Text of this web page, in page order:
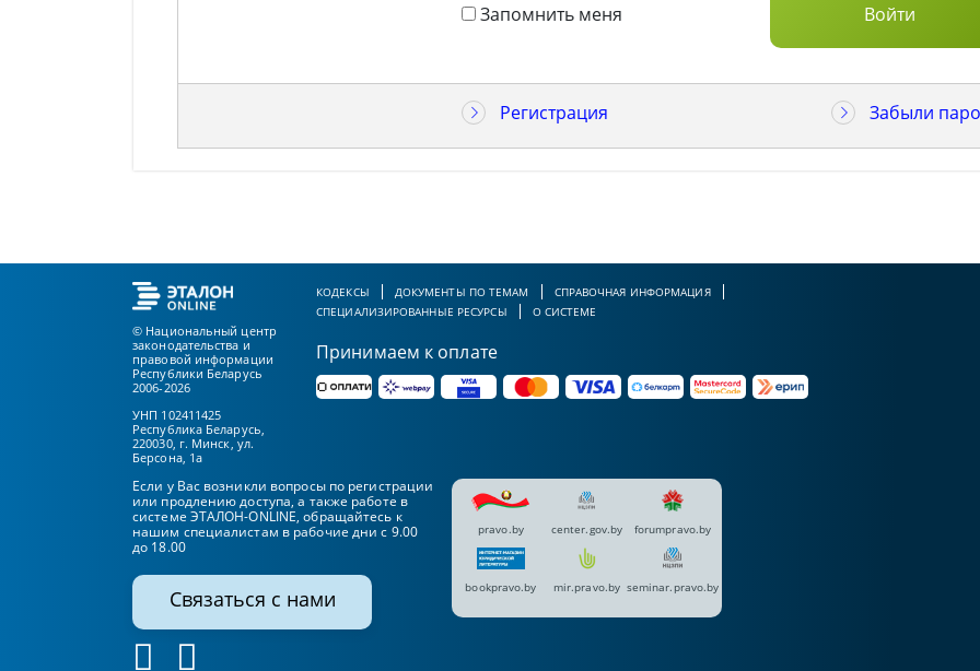
Запомнить меня
Регистрация Забыли
© Национальный центр
законодательства и
правовой информации
Республики Беларусь
2006-2026
УНП 102411425
Республика Беларусь,
220030, г. Минск, ул.
Берсона, 1а
КОДЕКСЫ ДОКУМЕНТЫ ПО ТЕМАМ
СПРАВОЧНАЯ ИНФОРМАЦИЯ
СПЕЦИАЛИЗИРОВАННЫЕ РЕСУРСЫ
О СИСТЕМЕ
Принимаем к оплате
Если у Вас возникли вопросы по регистрации
или продлению доступа, а также работе в
системе ЭТАЛОН-ONLINE, обращайтесь к
нашим специалистам в рабочие дни с 9.00
до 18.00
Связаться с нами
pravo.by center.gov.by forumpravo.by
bookpravo.by mir.pravo.by seminar.pravo.by